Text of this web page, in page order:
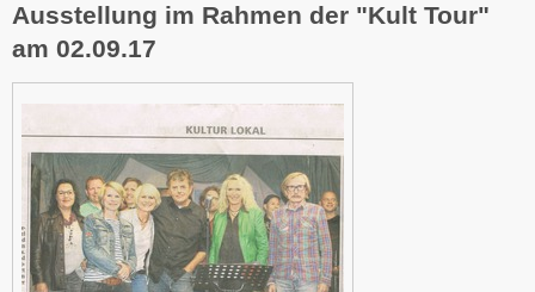
Ausstellung im Rahmen der "Kult Tour"
am 02.09.17